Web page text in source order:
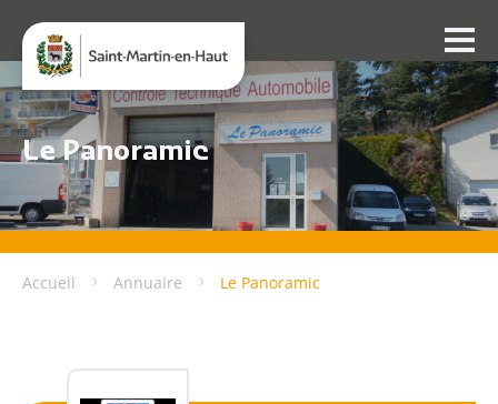
Le Panoramic
Accueil Annuaire Le Panoramic